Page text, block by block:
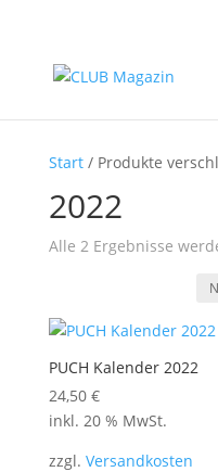
Start/ Produkte
2022
Alle 2 Ergebnisse
PUCH Kalender 2022
24,50 €
inkl. 20 % MwSt.
zzgl. Versandkosten